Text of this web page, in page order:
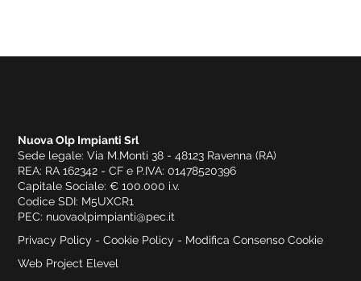
Nuova Olp Impianti Srl
Sede legale: Via M.Monti 38 - 48123 Ravenna (RA)
REA: RA 162342 - CF e P.IVA: 01478520396
Capitale Sociale: € 100.000 i.v.
Codice SDI: M5UXCR1
PEC: nuovaolpimpianti@pec.it
Privacy Policy -Cookie Policy - Modifica Consenso Cookie
Web Project Elevel